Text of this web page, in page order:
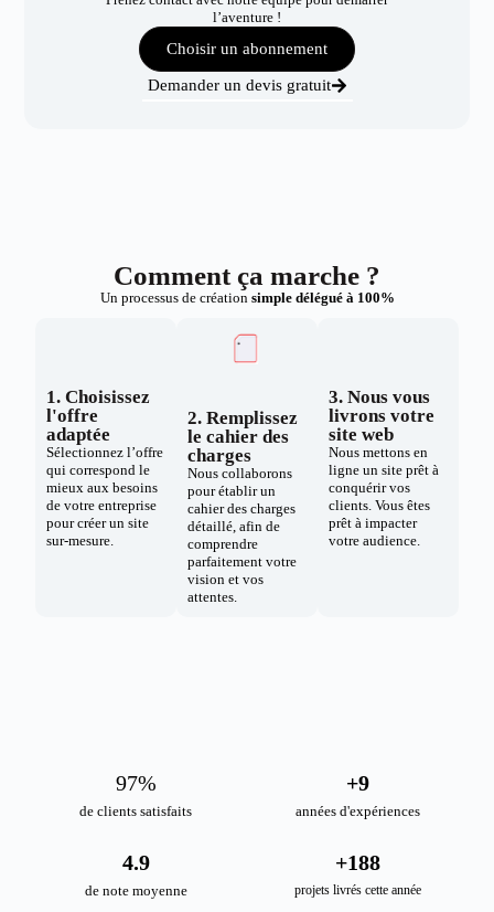
l’aventure !
Choisir un abonnement
Demander un devis gratuit
Comment ça marche ?
Un processus de création simple délégué à 100%
1. Choisissez
l'offre
adaptée
Sélectionnez l’offre
qui correspond le
mieux aux besoins
de votre entreprise
pour créer un site
sur-mesure.
2. Remplissez
le cahier des
charges
Nous collaborons
pour établir un
cahier des charges
détaillé, afin de
comprendre
parfaitement votre
vision et vos
attentes.
3. Nous vous
livrons votre
site web
Nous mettons en
ligne un site prêt à
conquérir vos
clients. Vous êtes
prêt à impacter
votre audience.
de clients satisfaits
98%
années d'expériences
+10
de note moyenne
4.9
projets livrés cette année
+189